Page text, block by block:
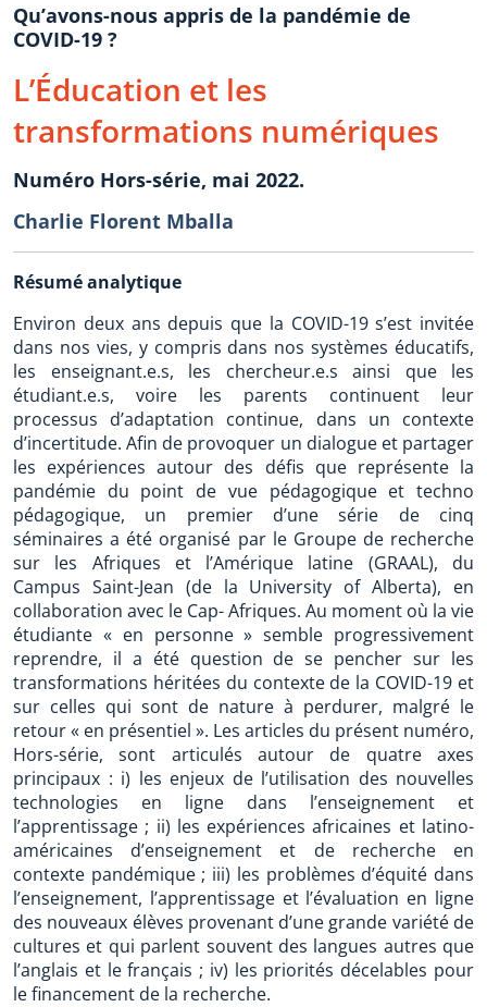
Qu’avons-nous appris de la pandémie de
COVID-19 ?
L’Éducation et les
transformations numériques
Numéro Hors-série, mai 2022.
Charlie Florent Mballa
Résumé analytique
Environ deux ans depuis que la COVID-19 s’est invitée
dans nos vies, y compris dans nos systèmes éducatifs,
les enseignant.e.s, les chercheur.e.s ainsi que les
étudiant.e.s, voire les parents continuent leur
processus d’adaptation continue, dans un contexte
d’incertitude. Afin de provoquer un dialogue et partager
les expériences autour des défis que représente la
pandémie du point de vue pédagogique et techno
pédagogique, un premier d’une série de cinq
séminaires a été organisé par le Groupe de recherche
sur les Afriques et l’Amérique latine (GRAAL), du
Campus Saint-Jean (de la University of Alberta), en
collaboration avec le Cap- Afriques. Au moment où la vie
étudiante « en personne » semble progressivement
reprendre, il a été question de se pencher sur les
transformations héritées du contexte de la COVID-19 et
sur celles qui sont de nature à perdurer, malgré le
retour « en présentiel ». Les articles du présent numéro,
Hors-série, sont articulés autour de quatre axes
principaux : i) les enjeux de l’utilisation des nouvelles
technologies en ligne dans l’enseignement et
l’apprentissage ; ii) les expériences africaines et latino-
américaines d’enseignement et de recherche en
contexte pandémique ; iii) les problèmes d’équité dans
l’enseignement, l’apprentissage et l’évaluation en ligne
des nouveaux élèves provenant d’une grande variété de
cultures et qui parlent souvent des langues autres que
l’anglais et le français ; iv) les priorités décelables pour
le financement de la recherche.